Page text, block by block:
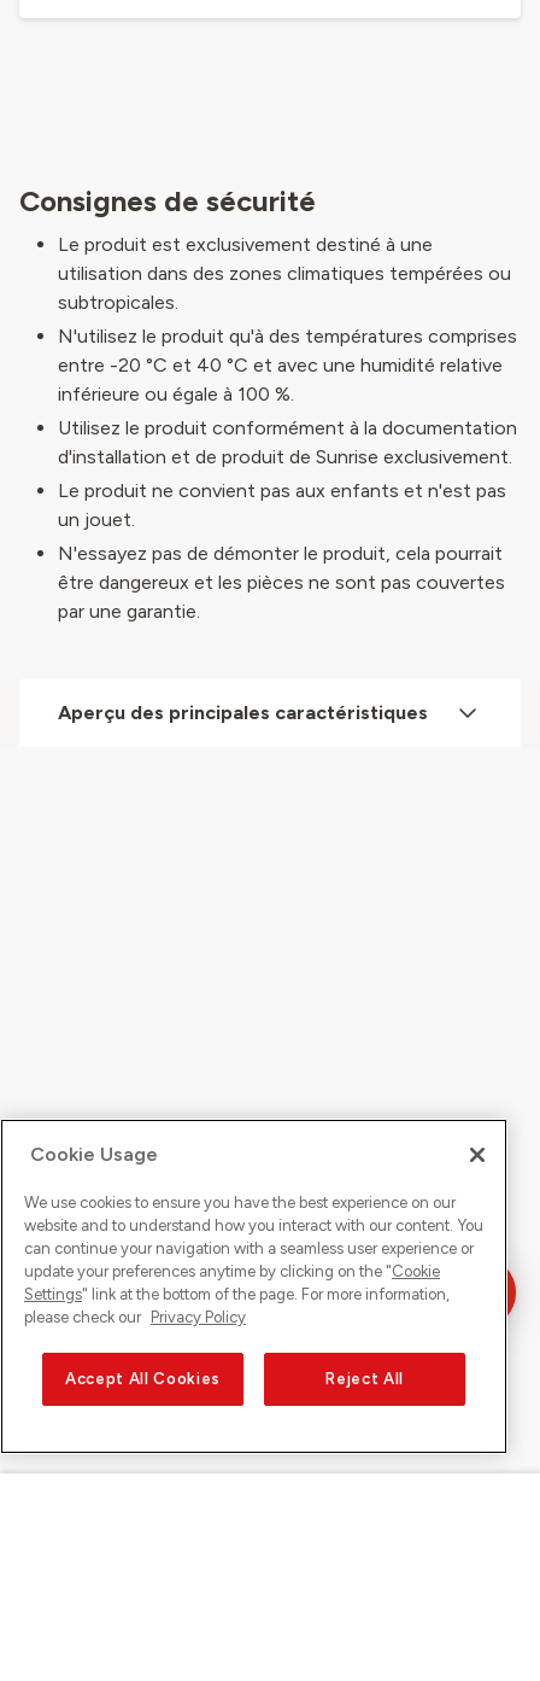
Consignes de sécurité
Le produit est exclusivement destiné à une
utilisation dans des zones climatiques tempérées ou
subtropicales.
N'utilisez le produit qu'à des températures comprises
entre -20 °C et 40 °C et avec une humidité relative
inférieure ou égale à 100 %.
Utilisez le produit conformément à la documentation
d'installation et de produit de Sunrise exclusivement.
Le produit ne convient pas aux enfants et n'est pas
un jouet.
N'essayez pas de démonter le produit, cela pourrait
être dangereux et les pièces ne sont pas couvertes
par une garantie.
Aperçu des principales caractéristiques
Cookie Usage
We use cookies to ensure you have the best experience on our
website and to understand how you interact with our content. You
can continue your navigation with a seamless user experience or
update your preferences anytime by clicking on the "Cookie
Settings" link at the bottom of the page. For more information,
please check our Privacy Policy
Accept All Cookies Reject All